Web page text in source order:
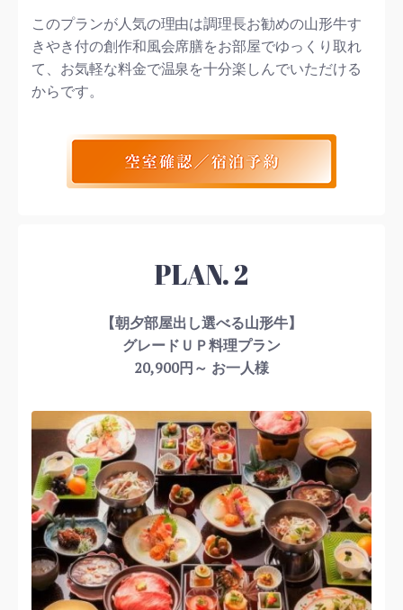
このプランが人気の理由は調理長お勧めの山形牛す
きやき付の創作和風会席膳をお部屋でゆっくり取れ
て、お気軽な料金で温泉を十分楽しんでいただける
からです。
PLAN. 2
【朝夕部屋出し選べる山形牛】
グレードＵＰ料理プラン
20,900円～ お一人様